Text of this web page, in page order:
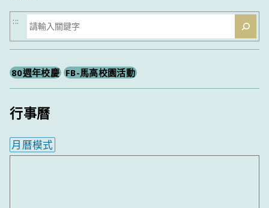
搜
尋
:::
80週年校慶 FB-馬高校園活動
行事曆
月曆模式